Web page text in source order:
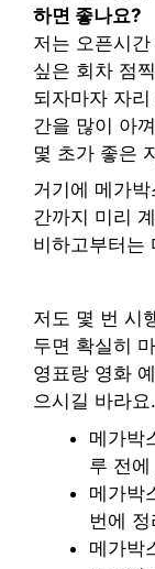
하면 좋나요?
저는 오픈시
싶은 회차 점
되자마자 자
간을 많이 아
몇 초가 좋은
거기에 메가
간까지 미리
비하고부터는
저도 몇 번 시
두면 확실히
영표랑 영화
으시길 바라요.
메가박
루 전
메가박
번에
메가박